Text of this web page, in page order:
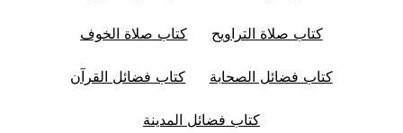
كتاب صلاة التراويح كتاب صلاة الخوف
كتاب فضائل الصحابة كتاب فضائل القرآن
كتاب فضائل المدينة